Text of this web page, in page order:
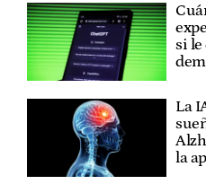
si le
La
la